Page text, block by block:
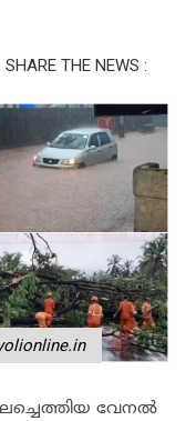
SHARE THE NEWS :
വേനൽ